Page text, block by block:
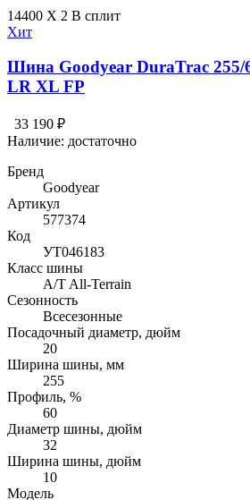
14400 X 2 В сплит
Хит
Шина Goodyear DuraTrac 255/
LR XL FP
33 190 ₽
Наличие: достаточно
Бренд
Goodyear
Артикул
577374
Код
УТ046183
Класс шины
A/T All-Terrain
Сезонность
Всесезонные
Посадочный диаметр, дюйм
20
Ширина шины, мм
255
Профиль, %
60
Диаметр шины, дюйм
32
Ширина шины, дюйм
10
Модель